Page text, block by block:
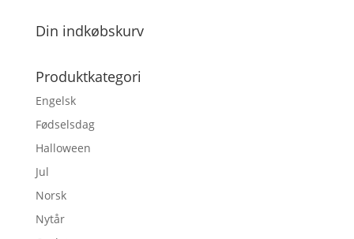
var:
er:
Din indkøbskurv
Produktkategori
Engelsk
Fødselsdag
Halloween
Jul
Norsk
Nytår